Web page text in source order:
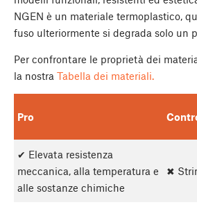
NGEN è un materiale termoplastico,
fuso ulteriormente si degrada solo un
Per confrontare le proprietà dei
la nostra Tabella dei materiali.
Pro
✔ Elevata resistenza
meccanica, alla temperatura e
alle sostanze chimiche
✖